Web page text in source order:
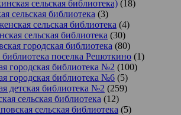
сельская библиотека) (18)
сельская библиотека (3)
сельская библиотека (4)
сельская библиотека (30)
городская библиотека (80)
библиотека поселка Решоткино (1)
городская библиотека №2 (100)
городская библиотека №6 (5)
детская библиотека №2 (259)
сельская библиотека (12)
сельская библиотека (5)